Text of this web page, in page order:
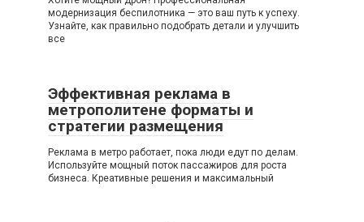
модернизация беспилотника — это ваш путь к успеху.
Узнайте, как правильно подобрать детали и улучшить
все
Эффективная реклама в
метрополитене форматы и
стратегии размещения
Реклама в метро работает, пока люди едут по делам.
Используйте мощный поток пассажиров для роста
бизнеса. Креативные решения и максимальный